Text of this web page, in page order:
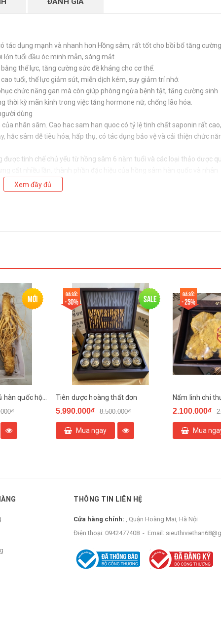
tác dụng mạnh và nhanh hơn Hồng sâm, rất tốt cho bồi bổ tăng cường
lớn tuổi đầu óc minh mẫn, sáng mắt.
thể lực, tăng cường sức đề kháng cho cơ thể.
tuổi, thể lực giảm sút, miễn dịch kém, suy giảm trí nhớ.
chức năng gan mà còn giúp phòng ngừa bệnh tật, tăng cường sinh
thời kỳ mãn kinh trong việc tăng hormone nữ, chống lão hóa.
dùng
nhân sâm. Cao hac sam han quoc có tỷ lệ tinh chất saponin rất cao,
hắc sâm dễ tiêu hóa, hấp thụ, có tác dụng bảo vệ và cải thiện chức
tinh chế chủ yếu từ hồng sâm 6 năm tuổi và các loại thảo dược
tinh chất Saponin) và trở thành hồng sâm đen quý hiếm. Cao Hắc Sâm
Xem đầy đủ
Mới Sale
Giá sốc
- 30%
Tiên dược hoàng thất đơn
5.990.000₫ 8.500.000₫
Mua ngay
Giá sốc
- 25%
2.100.000₫
Mua
THÔNG TIN LIÊN HỆ
Cửa hàng chính: , Quận Hoàng Mai, Hà Nội
Điện thoại: 0942477408 - Email: